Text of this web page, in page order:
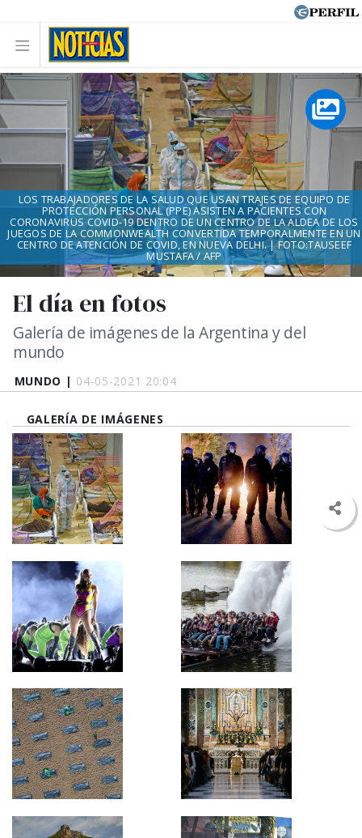
MUNDO | 04-05-2021 20:04
El día en fotos
Galería de imágenes de la Argentina y del
mundo
LOS TRABAJADORES DE LA SALUD QUE USAN TRAJES DE EQUIPO DE
PROTECCIÓN PERSONAL (PPE) ASISTEN A PACIENTES CON
CORONAVIRUS COVID-19 DENTRO DE UN CENTRO DE LA ALDEA DE LOS
JUEGOS DE LA COMMONWEALTH CONVERTIDA TEMPORALMENTE EN UN
CENTRO DE ATENCIÓN DE COVID, EN NUEVA DELHI. | FOTO:TAUSEEF
MUSTAFA / AFP
GALERÍA DE IMÁGENES